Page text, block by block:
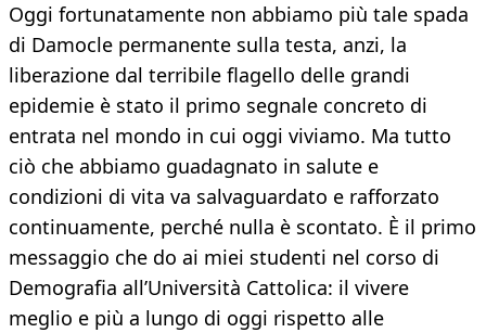
Oggi fortunatamente non abbiamo più tale spada
di Damocle permanente sulla testa, anzi, la
liberazione dal terribile flagello delle grandi
epidemie è stato il primo segnale concreto di
entrata nel mondo in cui oggi viviamo. Ma tutto
ciò che abbiamo guadagnato in salute e
condizioni di vita va salvaguardato e rafforzato
continuamente, perché nulla è scontato. È il primo
messaggio che do ai miei studenti nel corso di
Demografia all’Università Cattolica: il vivere
meglio e più a lungo di oggi rispetto alle